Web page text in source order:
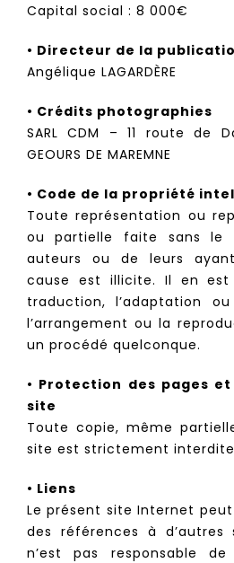
Capital social : 8 000€
• Directeur de la
Angélique LAGARDÈRE
• Crédits photographies
SARL CDM – 11 route de
GEOURS DE MAREMNE
• Code de la propriété
Toute représentation ou
ou partielle faite sans le
auteurs ou de leurs
cause est illicite. Il en
traduction, l’adaptation
l’arrangement ou la
un procédé quelconque.
• Protection des pages
site
Toute copie, même
site est strictement
• Liens
Le présent site Internet
des références à d’autres
n’est pas responsable